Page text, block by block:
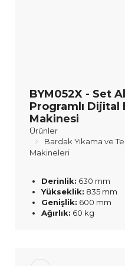
BYM052X - Set
Programlı Dijital
Makinesi
Ürünler
Bardak Yıkama ve
Makineleri
Derinlik: 630 mm
Yükseklik: 835 mm
Genişlik: 600 mm
Ağırlık: 60 kg